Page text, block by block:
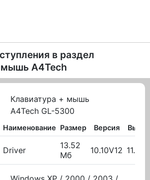
в раздел
мышь A4Tech
Клавиатура + мышь
A4Tech GL-5300
Наименование Размер Версия
Driver
13.52
Мб
10.10V12